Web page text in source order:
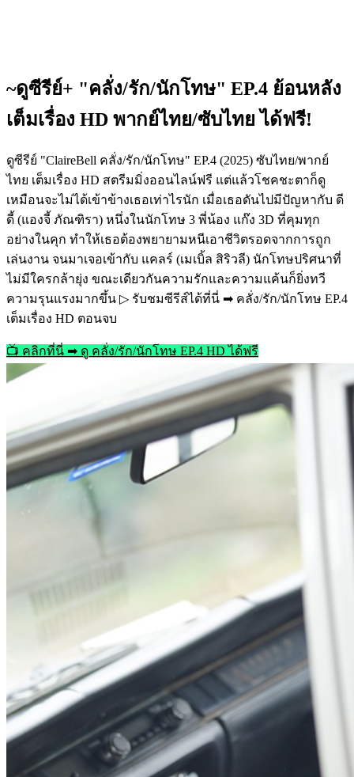
~ดูซีรีย์+ "คลั่ง/รัก/นักโทษ" EP.4 ย้อนหลัง
เต็มเรื่อง HD พากย์ไทย/ซับไทย ได้ฟรี!
ดูซีรีย์ "ClaireBell คลั่ง/รัก/นักโทษ" EP.4 (2025) ซับไทย/พากย์
ไทย เต็มเรื่อง HD สตรีมมิ่งออนไลน์ฟรี แต่แล้วโชคชะตาก็ดู
เหมือนจะไม่ได้เข้าข้างเธอเท่าไรนัก เมื่อเธอดันไปมีปัญหากับ ดี
ดี้ (แองจี้ ภัณฑิรา) หนึ่งในนักโทษ 3 พี่น้อง แก๊ง 3D ที่คุมทุก
อย่างในคุก ทำให้เธอต้องพยายามหนีเอาชีวิตรอดจากการถูก
เล่นงาน จนมาเจอเข้ากับ แคลร์ (เมเบิ้ล สิริวลี) นักโทษปริศนาที่
ไม่มีใครกล้ายุ่ง ขณะเดียวกันความรักและความแค้นก็ยิ่งทวี
ความรุนแรงมากขึ้น ▷ รับชมซีรีส์ได้ที่นี่ ➡ คลั่ง/รัก/นักโทษ EP.4
เต็มเรื่อง HD ตอนจบ
📺 คลิกที่นี่ ➡ ดู คลั่ง/รัก/นักโทษ EP.4 HD ได้ฟรี